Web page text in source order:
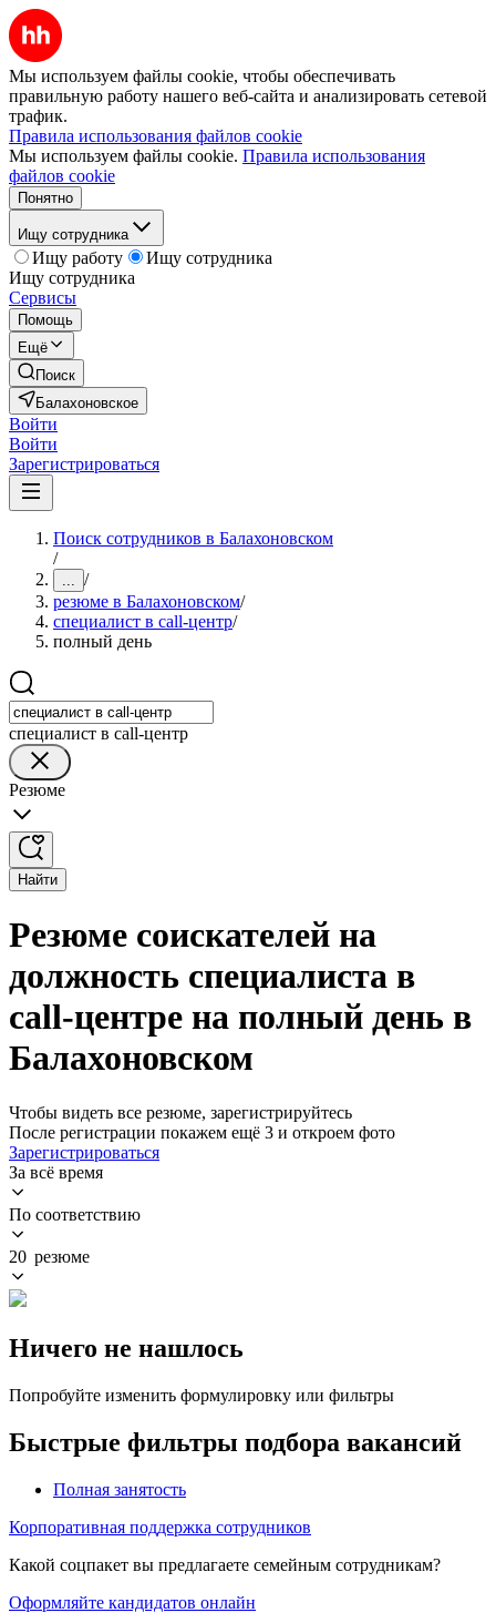
Мы используем файлы cookie, чтобы обеспечивать
правильную работу нашего веб-сайта и анализировать сетевой
трафик.
Правила использования файлов cookie
Мы используем файлы cookie. Правила использования
файлов cookie
Понятно
Ищу сотрудника
Ищу работу
Ищу сотрудника
Ищу сотрудника
Сервисы
Помощь
Ещё
Поиск
Балахоновское
Войти
Войти
Зарегистрироваться
Поиск сотрудников в Балахоновском
/
... /
резюме в Балахоновском/
специалист в call-центр/
полный день
специалист в call-центр
Резюме
Найти
Резюме соискателей на
должность специалиста в
call-центре на полный день в
Балахоновском
Чтобы видеть все резюме, зарегистрируйтесь
После регистрации покажем ещё 3 и откроем фото
Зарегистрироваться
За всё время
По соответствию
20 резюме
Ничего не нашлось
Попробуйте изменить формулировку или фильтры
Быстрые фильтры подбора вакансий
Полная занятость
Корпоративная поддержка сотрудников
Какой соцпакет вы предлагаете семейным сотрудникам?
Оформляйте кандидатов онлайн